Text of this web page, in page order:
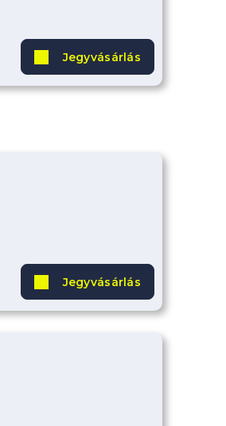
Jegyvásárlás
Jegyvásárlás